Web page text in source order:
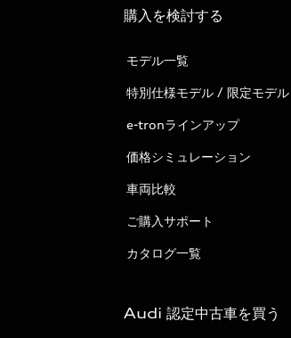
購入を検討する
モデル一覧
特別仕様モデル / 限定モデル
e-tronラインアップ
価格シミュレーション
車両比較
ご購入サポート
カタログ一覧
Audi 認定中古車を買う